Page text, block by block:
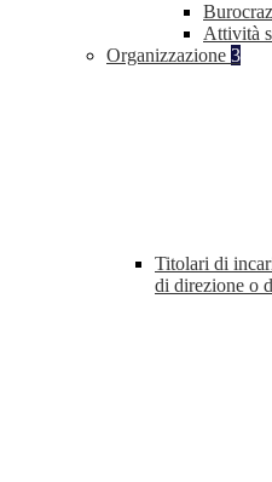
Attività
Organizzazione 3
Titolari di
di direzione o